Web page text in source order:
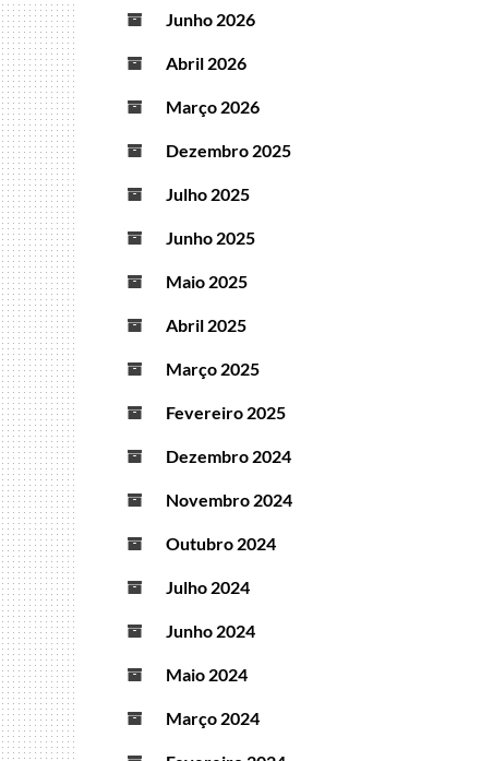
Junho 2026
Abril 2026
Março 2026
Dezembro 2025
Julho 2025
Junho 2025
Maio 2025
Abril 2025
Março 2025
Fevereiro 2025
Dezembro 2024
Novembro 2024
Outubro 2024
Julho 2024
Junho 2024
Maio 2024
Março 2024